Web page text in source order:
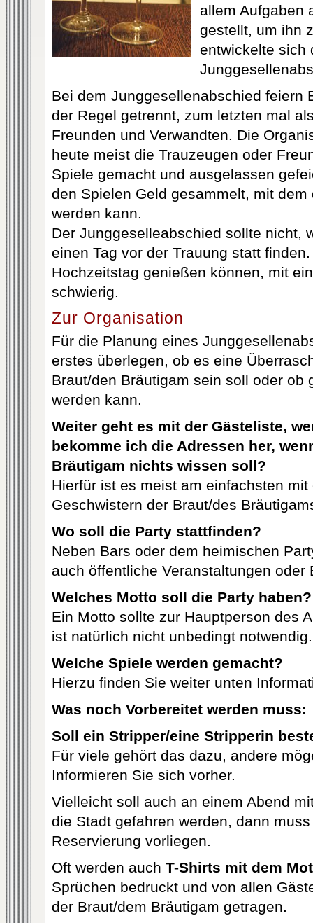
allem Aufgaben
gestellt, um ihn
entwickelte sich
Bei dem Junggesellenabschied feiern
der Regel getrennt, zum letzten mal
Freunden und Verwandten. Die
heute meist die Trauzeugen oder
Spiele gemacht und ausgelassen
den Spielen Geld gesammelt, mit dem
werden kann.
Der Junggeselleabschied sollte nicht,
einen Tag vor der Trauung statt
Hochzeitstag genießen können, mit
schwierig.
Zur Organisation
Für die Planung eines
erstes überlegen, ob es eine
Braut/den Bräutigam sein soll oder ob
werden kann.
Weiter geht es mit der Gästeliste,
bekomme ich die Adressen her,
Bräutigam nichts wissen soll?
Hierfür ist es meist am einfachsten
Geschwistern der Braut/des
Wo soll die Party stattfinden?
Neben Bars oder dem heimischen
auch öffentliche Veranstaltungen oder
Welches Motto soll die Party haben?
Ein Motto sollte zur Hauptperson des
ist natürlich nicht unbedingt notwendig.
Welche Spiele werden gemacht?
Hierzu finden Sie weiter unten
Was noch Vorbereitet werden muss:
Soll ein Stripper/eine Stripperin
Für viele gehört das dazu, andere
Informieren Sie sich vorher.
Vielleicht soll auch an einem Abend
die Stadt gefahren werden, dann
Reservierung vorliegen.
Oft werden auch T-Shirts mit dem
Sprüchen bedruckt und von allen
der Braut/dem Bräutigam getragen.